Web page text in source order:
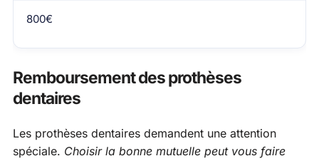
800€
Remboursement des prothèses
dentaires
Les prothèses dentaires demandent une attention
spéciale. Choisir la bonne mutuelle peut vous faire